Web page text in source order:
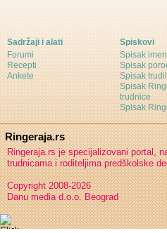
Sadržaji i alati
Forumi
Recepti
Ankete
Spiskovi
Spisak
Spisak
Spisak
Spisak
trudnice
Spisak
Ringeraja.rs
Ringeraja.rs je specijalizovani portal,
trudnicama i roditeljima predškolske
Copyright 2008-2026
Danu media d.o.o. Beograd